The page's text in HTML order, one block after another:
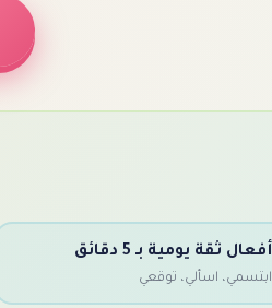
أفعال ثقة يومية بـ 5 دقائق
ابتسمي، اسألي، توقعي